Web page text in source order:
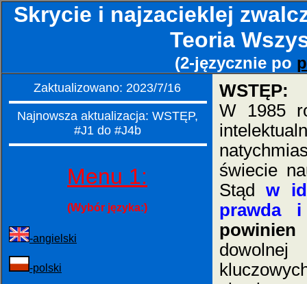
Skrycie i najzacieklej
Teoria
(2-języcznie po
Zaktualizowano: 2023/7/16
Najnowsza aktualizacja: WSTĘP,
#J1 do #J4b
Menu 1:
(Wybór języka:)
-angielski
-polski
WSTĘP:
W 1985
świecie
Stądw
prawda i